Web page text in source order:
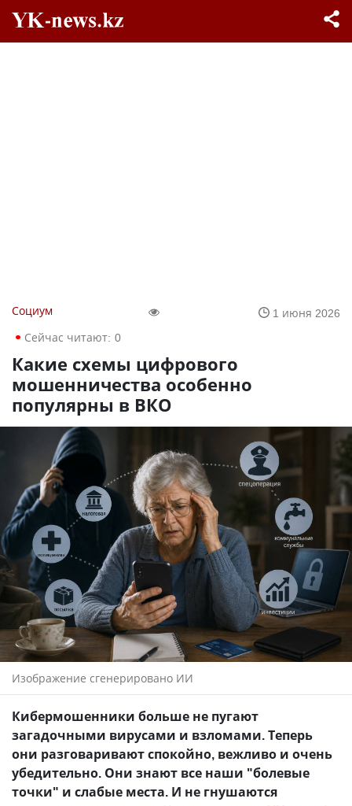
Социум
1 июня 2026
Сейчас читают: 0
Какие схемы цифрового
мошенничества особенно
популярны в ВКО
Изображение сгенерировано ИИ
Кибермошенники больше не пугают
загадочными вирусами и взломами. Теперь
они разговаривают спокойно, вежливо и очень
убедительно. Они знают все наши "болевые
точки" и слабые места. И не гнушаются